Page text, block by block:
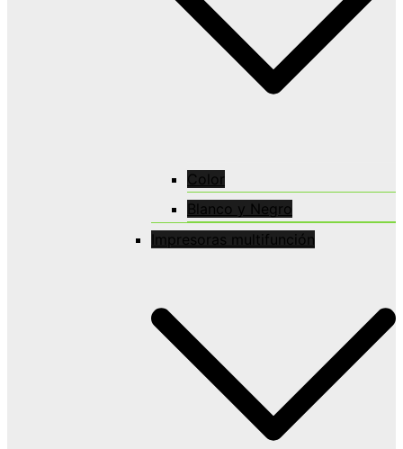
Color
Blanco y Negro
Impresoras multifunción